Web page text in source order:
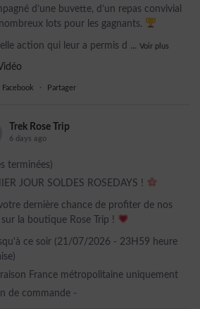
d’une buvette, d’un repas convivial
lots pour les gagnants.
action qui leur a permis d ... Voir plus
· Partager
Trek Rose Trip
6 days ago
terminées)
JOUR SOLDES ROSEDAYS !
dernière chance de profiter de nos
la boutique Rose Trip !
ce soir (21/07/2026 - 23H59 heure
France métropolitaine uniquement
de commande -